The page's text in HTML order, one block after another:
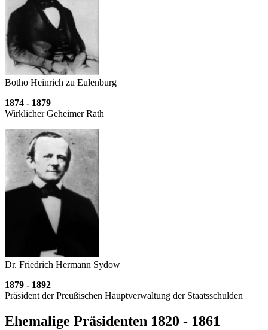
Botho Heinrich zu Eulenburg
1874 - 1879
Wirklicher Geheimer Rath
Dr. Friedrich Hermann Sydow
1879 - 1892
Präsident der Preußischen Haupt­verwaltung der Staatsschulden
Ehemalige Präsidenten 1820 - 1861